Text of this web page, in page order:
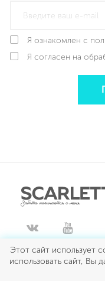
Я ознакомлен с
Я согласен на
ДЛЯ КУХНИ
Этот сайт использует
использовать сайт, Вы